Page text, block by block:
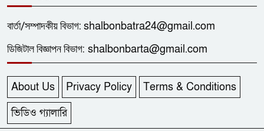
বার্তা/সম্পাদকীয়বিভাগ: shalbonbatra24@gmail.com
ডিজিটাল বিজ্ঞাপন বিভাগ: shalbonbarta@gmail.com
About Us Privacy Policy
Terms & Conditions
ভিডিও গ্যালারি